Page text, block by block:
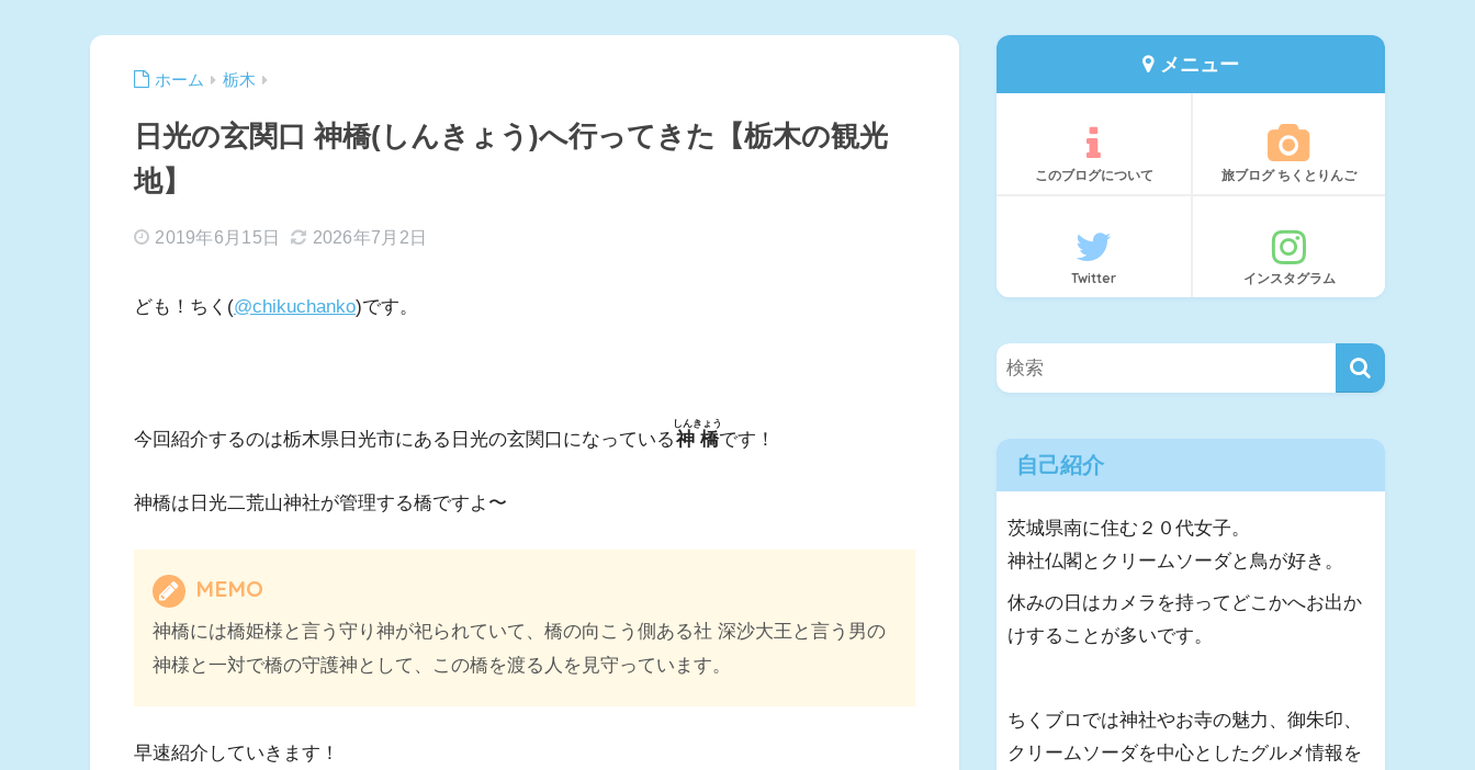
ホーム 栃木
日光の玄関口 神橋(しんきょう)へ行ってきた【栃木の観光
地】
2019年6月15日 2026年7月2日
ども！ちく(@chikuchanko)です。
今回紹介するのは栃木県日光市にある日光の玄関口になっている神橋
しんきょう
です！
神橋は日光二荒山神社が管理する橋ですよ〜
MEMO
神橋には橋姫様と言う守り神が祀られていて、橋の向こう側ある社 深沙大王と言う男の
神様と一対で橋の守護神として、この橋を渡る人を見守っています。
早速紹介していきます！
メニュー
このブログについて 旅ブログ ちくとりんご
Twitter インスタグラム
自己紹介
茨城県南に住む２０代女子。
神社仏閣とクリームソーダと鳥が好き。
休みの日はカメラを持ってどこかへお出か
けすることが多いです。
ちくブロでは神社やお寺の魅力、御朱印、
クリームソーダを中心としたグルメ情報を